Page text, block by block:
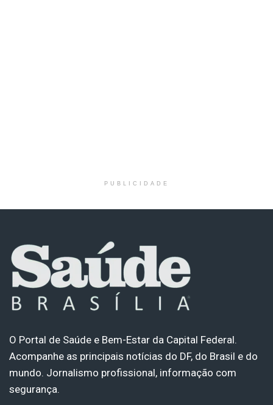
PUBLICIDADE
O Portal de Saúde e Bem-Estar da Capital Federal.
Acompanhe as principais notícias do DF, do Brasil e do
mundo. Jornalismo profissional, informação com
segurança.